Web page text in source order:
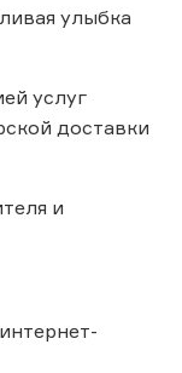
улыбка
услуг
доставки
и